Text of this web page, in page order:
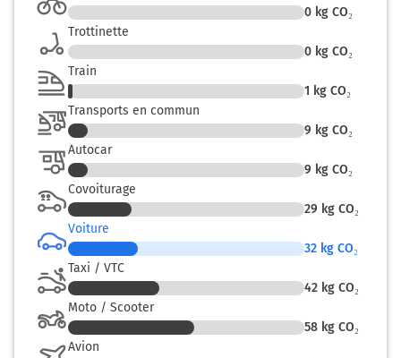
Prendre à droite et rejoindre A36. Continuer sur 51
kilomètres
A36
Paris
Lyon
91 km
Sortir et rejoindre A39. Continuer sur 300 mètres
PARIS
A5
DIJON
143 km
0 kg CO₂
Trottinette
0 kg CO₂
Train
1 kg CO₂
Transports en commun
9 kg CO₂
Autocar
9 kg CO₂
Covoiturage
29 kg CO₂
Voiture
32 kg CO₂
Taxi / VTC
42 kg CO₂
Moto / Scooter
58 kg CO₂
Avion